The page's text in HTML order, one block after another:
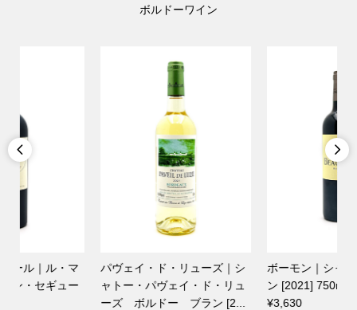
ボルドーワイン

ボーモン｜シャトー・ボーモ
ン [2021] 750ml
モンローズ｜シャトー・モン
ローズ [2013] 750ml
¥22,000
